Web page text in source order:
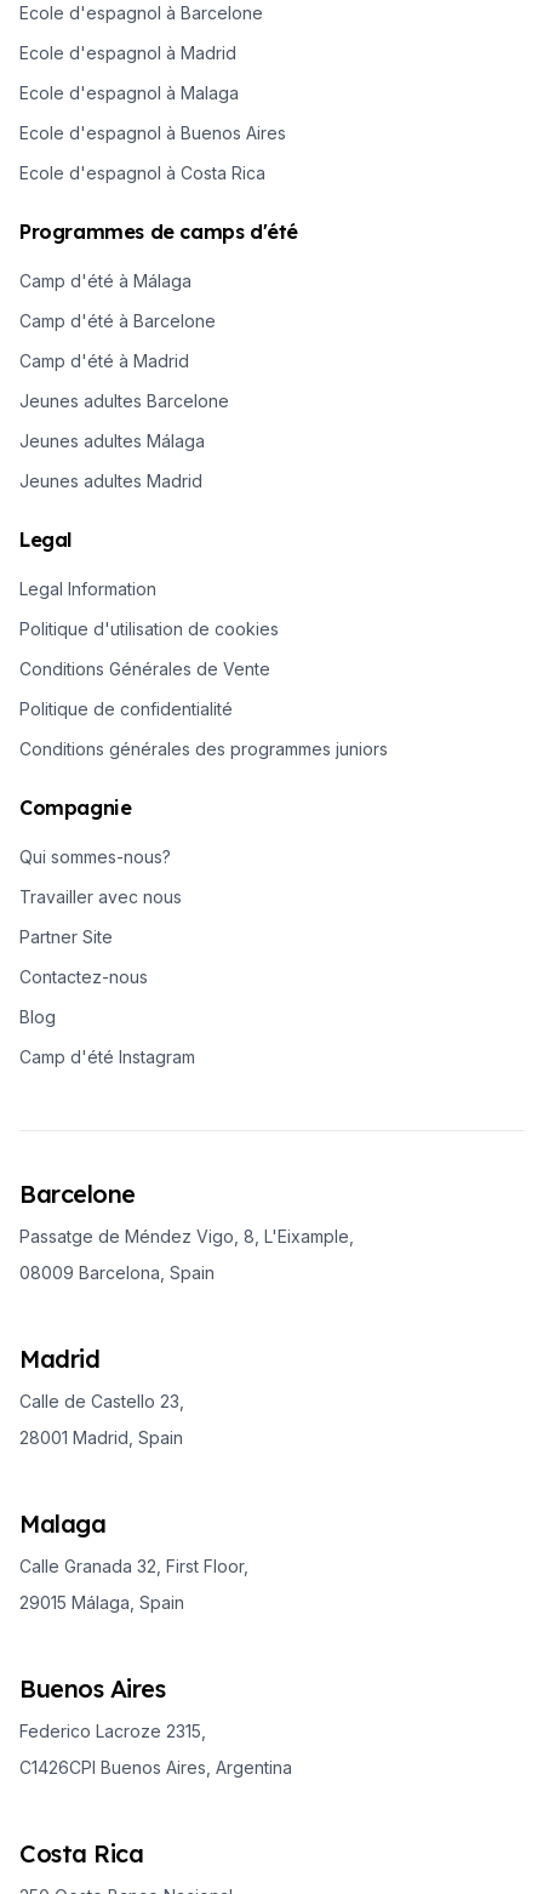
Ecole d'espagnol à Barcelone
Ecole d'espagnol à Madrid
Ecole d'espagnol à Malaga
Ecole d'espagnol à Buenos Aires
Ecole d'espagnol à Costa Rica
Programmes de camps d'été
Camp d'été à Málaga
Camp d'été à Barcelone
Camp d'été à Madrid
Jeunes adultes Barcelone
Jeunes adultes Málaga
Jeunes adultes Madrid
Legal
Legal Information
Politique d'utilisation de cookies
Conditions Générales de Vente
Politique de confidentialité
Conditions générales des programmes juniors
Compagnie
Qui sommes-nous?
Travailler avec nous
Partner Site
Contactez-nous
Blog
Camp d'été Instagram
Barcelone
Passatge de Méndez Vigo, 8, L'Eixample,
08009 Barcelona, Spain
Madrid
Calle de Castello 23,
28001 Madrid, Spain
Malaga
Calle Granada 32, First Floor,
29015 Málaga, Spain
Buenos Aires
Federico Lacroze 2315,
C1426CPI Buenos Aires, Argentina
Costa Rica